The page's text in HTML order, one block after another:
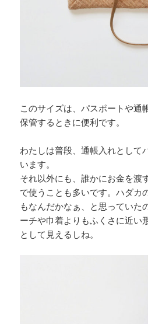
このサイズは、パスポートや通
保管するときに便利です。
わたしは普段、通帳入れとして
います。
それ以外にも、誰かにお金を渡
で使うことも多いです。ハダカ
もなんだかなぁ、と思っていた
ーチや巾着よりもふくさに近い
として見えるしね。